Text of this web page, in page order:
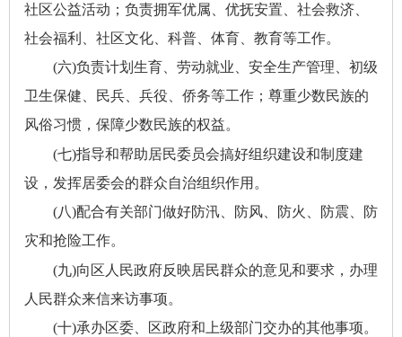
社区公益活动；负责拥军优属、优抚安置、社会救济、
社会福利、社区文化、科普、体育、教育等工作。
(六)负责计划生育、劳动就业、安全生产管理、初级
卫生保健、民兵、兵役、侨务等工作；尊重少数民族的
风俗习惯，保障少数民族的权益。
(七)指导和帮助居民委员会搞好组织建设和制度建
设，发挥居委会的群众自治组织作用。
(八)配合有关部门做好防汛、防风、防火、防震、防
灾和抢险工作。
(九)向区人民政府反映居民群众的意见和要求，办理
人民群众来信来访事项。
(十)承办区委、区政府和上级部门交办的其他事项。